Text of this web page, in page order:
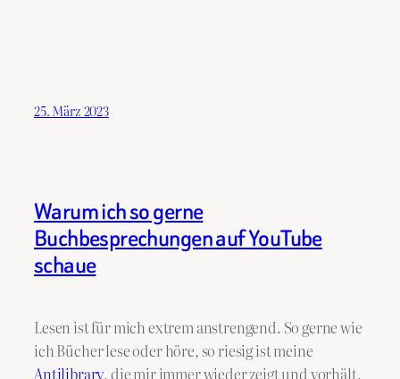
25. März 2023
Warum ich so gerne
Buchbesprechungen auf YouTube
schaue
Lesen ist für mich extrem anstrengend. So gerne wie
ich Bücher lese oder höre, so riesig ist meine
Antilibrary, die mir immer wieder zeigt und vorhält,